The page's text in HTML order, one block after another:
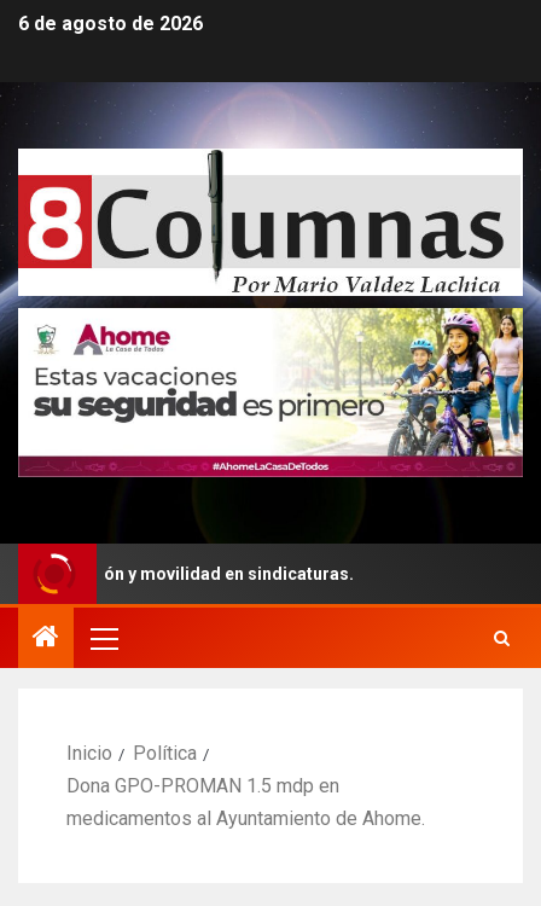
6 de agosto de 2026
audición y movilidad en sindicaturas.
Inicio
Política
Dona GPO-PROMAN 1.5 mdp en
medicamentos al Ayuntamiento de Ahome.